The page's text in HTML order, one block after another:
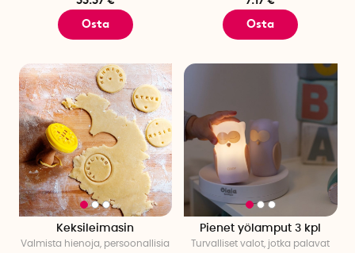
Osta Osta
Keksileimasin
Valmista hienoja, persoonallisia
Pienet yölamput 3 kpl
Turvalliset valot, jotka palavat